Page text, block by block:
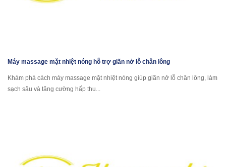
Máy massage mặt nhiệt nóng hỗ trợ giãn nở lỗ chân lông
Khám phá cách máy massage mặt nhiệt nóng giúp giãn nở lỗ chân lông, làm
sạch sâu và tăng cường hấp thu...